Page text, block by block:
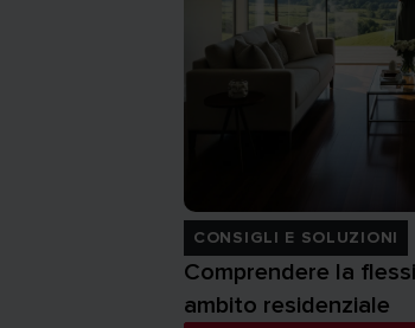
CONSIGLI E SOLUZIONI
Comprendere la
ambito residenziale